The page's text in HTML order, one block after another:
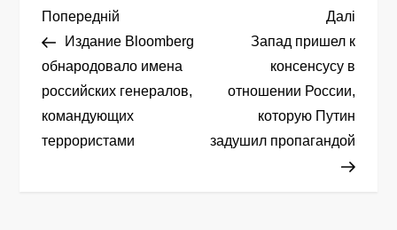
Н
а
в
і
Попередній
запис
Попередній
Издание Bloomberg
обнародовало имена
российских генералов,
командующих
террористами
запис
Далі
Запад пришел к
консенсусу в
отношении России,
которую Путин
задушил пропагандой